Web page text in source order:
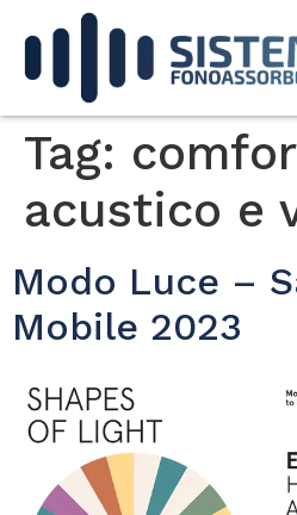
Tag:
acustico e
Modo Luce –
Mobile 2023